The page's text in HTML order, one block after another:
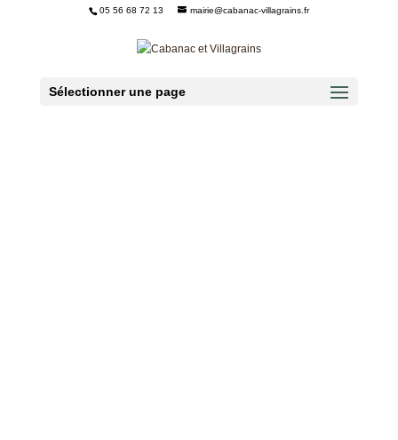
05 56 68 72 13 mairie@cabanac-villagrains.fr
Sélectionner une page